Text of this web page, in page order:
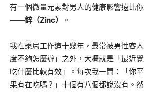
有一個微量元素對男人的健康影響遠比
——鋅（Zinc） 。
我在藥局工作這十幾年，最常被男性客
度不夠怎麼辦」之外，大概就是「最近
吃什麼比較有效」。每次我一問：「你
果有在吃嗎？」十個有八個都說沒有。